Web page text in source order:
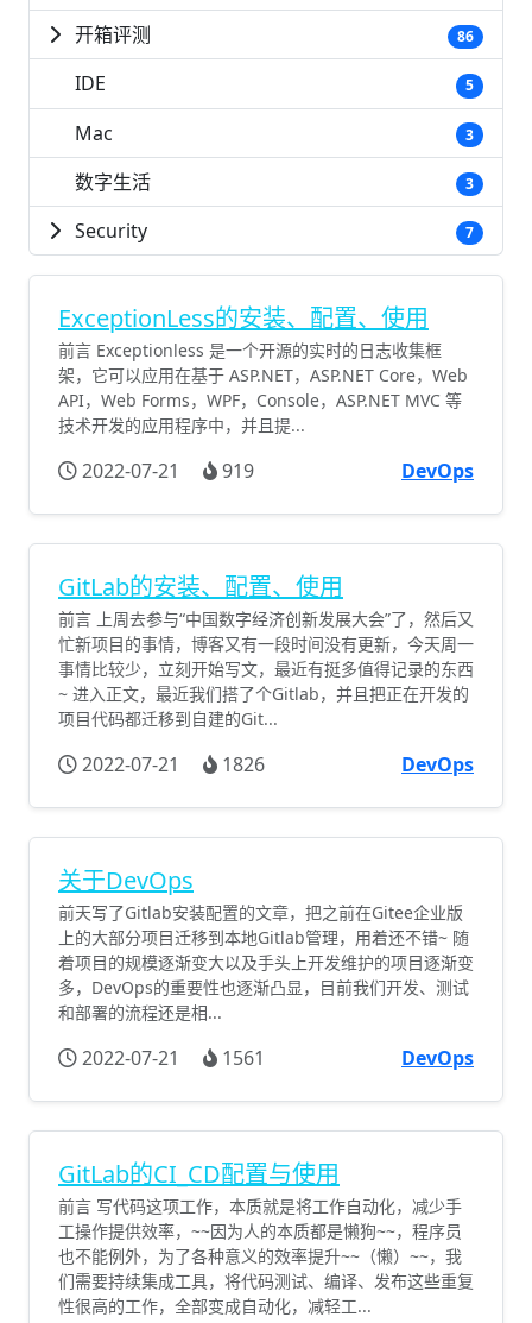
开箱评测 86
IDE 5
Mac 3
数字生活 3
Security 7
ExceptionLess的安装、配置、使用
前言 Exceptionless 是一个开源的实时的日志收集框
架，它可以应用在基于 ASP.NET，ASP.NET Core，Web
API，Web Forms，WPF，Console，ASP.NET MVC 等
技术开发的应用程序中，并且提...
2022-07-21 919 DevOps
GitLab的安装、配置、使用
前言 上周去参与“中国数字经济创新发展大会”了，然后又
忙新项目的事情，博客又有一段时间没有更新，今天周一
事情比较少，立刻开始写文，最近有挺多值得记录的东西
~ 进入正文，最近我们搭了个Gitlab，并且把正在开发的
项目代码都迁移到自建的Git...
2022-07-21 1826 DevOps
关于DevOps
前天写了Gitlab安装配置的文章，把之前在Gitee企业版
上的大部分项目迁移到本地Gitlab管理，用着还不错~ 随
着项目的规模逐渐变大以及手头上开发维护的项目逐渐变
多，DevOps的重要性也逐渐凸显，目前我们开发、测试
和部署的流程还是相...
2022-07-21 1561 DevOps
GitLab的CI_CD配置与使用
前言 写代码这项工作，本质就是将工作自动化，减少手
工操作提供效率，~~因为人的本质都是懒狗~~，程序员
也不能例外，为了各种意义的效率提升~~（懒）~~，我
们需要持续集成工具，将代码测试、编译、发布这些重复
性很高的工作，全部变成自动化，减轻工...